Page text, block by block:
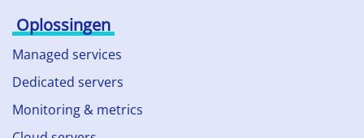
Oplossingen
Managed services
Dedicated servers
Monitoring & metrics